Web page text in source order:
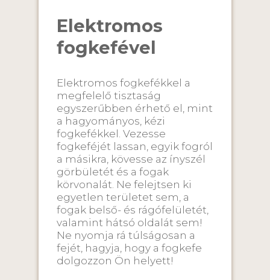
Elektromos
fogkefével
Elektromos fogkefékkel a
megfelelő tisztaság
egyszerűbben érhető el, mint
a hagyományos, kézi
fogkefékkel. Vezesse
fogkeféjét lassan, egyik fogról
a másikra, kövesse az ínyszél
görbületét és a fogak
körvonalát. Ne felejtsen ki
egyetlen területet sem, a
fogak belső- és rágófelületét,
valamint hátsó oldalát sem!
Ne nyomja rá túlságosan a
fejét, hagyja, hogy a fogkefe
dolgozzon Ön helyett!